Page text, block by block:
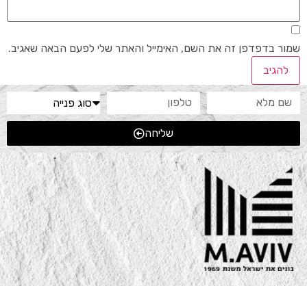
שמור בדפדפן זה את השם, האימייל והאתר שלי לפעם הבאה שאגיב.
שליחה